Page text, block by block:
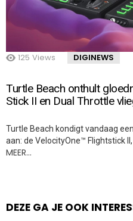
125 Views DIGINEWS
Turtle Beach onthult
Stick II en Dual Throttle
Turtle Beach kondigt vandaag
aan: de VelocityOne™ Flightstick
MEER…
DEZE GA JE OOK